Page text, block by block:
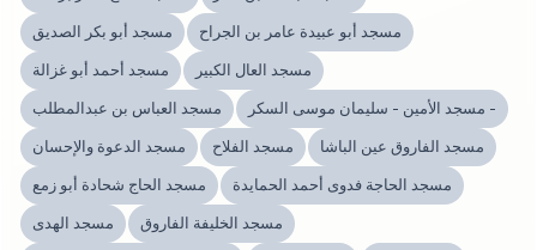
مسجد أبو بكر الصديق
مسجد أبو عبيدة عامر بن الجراح
مسجد أحمد أبو غزالة
مسجد العال الكبير
مسجد العباس بن عبدالمطلب
مسجد الأمين - سليمان موسى السكر -
مسجد الدعوة والإحسان
مسجد الفلاح
مسجد الفاروق عين الباشا
مسجد الحاج شحادة أبو زمع
مسجد الحاجة فدوى أحمد الحمايدة
مسجد الهدى
مسجد الخليفة الفاروق